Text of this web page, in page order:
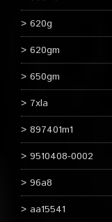
620g
620gm
650gm
7xla
897401m1
9510408-0002
96a8
aa15541